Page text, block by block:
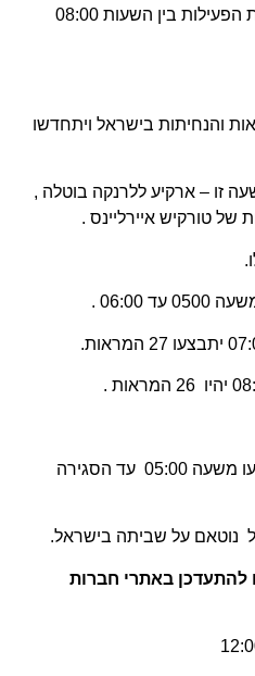
ומסופי הגבול נערכים להפסקת הפעילות בין השעות 08:00
ההמראות והנחיתות בישראל ויתחדשו
לשעה זו – ארקיע ללרנקה בוטלה ,
של טורקיש איירליינס .
7. נחיתות – 12 נחיתות יתבצעו משעה 05:00 עד הסגירה
להתעדכן באתרי חברות